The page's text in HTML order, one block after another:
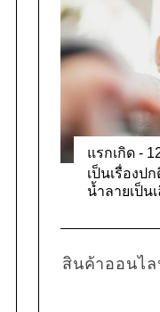
แรกเกิด -
เป็นเรื่องป
น้ำลายเป็น
สินค้าออนไ